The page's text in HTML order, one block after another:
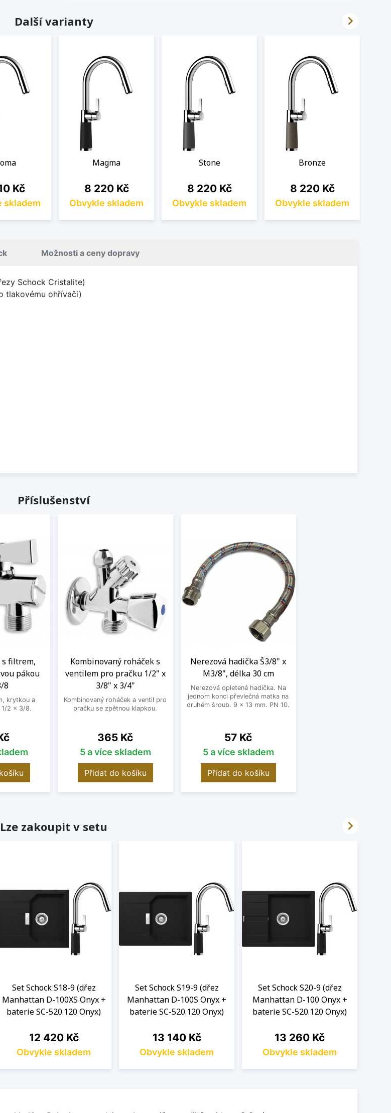
Další varianty
Kč
skladem
Magma
Cena
8 220 Kč
Obvykle skladem
Stone
Cena
8 220 Kč
Obvykle skladem
Bronze
Cena
8 220 Kč
Obvykle skladem

Možnosti a ceny dopravy
Schock Cristalite)
tlakovému ohřívači)
Příslušenství
s filtrem,
pákou
8
krytkou a
1/2 x 3/8.
Kombinovaný roháček s
ventilem pro pračku 1/2" x
3/8" x 3/4"
Kombinovaný roháček a ventil pro
pračku se zpětnou klapkou.
Cena
365 Kč
5 a více skladem
Přidat do košíku
Nerezová hadička Š3/8" x
M3/8", délka 30 cm
Nerezová opletená hadička. Na
jednom konci převlečná matka na
druhém šroub. 9 x 13 mm. PN 10.
Cena
57 Kč
5 a více skladem
Přidat do košíku
Lze zakoupit v setu
Set Schock S18-9 (dřez
Manhattan D-100XS Onyx +
baterie SC-520.120 Onyx)
Cena
12 420 Kč
Obvykle skladem
Set Schock S19-9 (dřez
Manhattan D-100S Onyx +
baterie SC-520.120 Onyx)
Cena
13 140 Kč
Obvykle skladem
Set Schock S20-9 (dřez
Manhattan D-100 Onyx +
baterie SC-520.120 Onyx)
Cena
13 260 Kč
Obvykle skladem
